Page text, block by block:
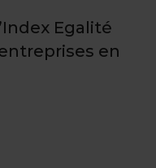
Egalité
en